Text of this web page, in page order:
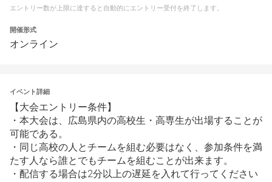
エントリー数が上限に達すると自動的にエントリー受付を終了します。
開催形式
オンライン
イベント詳細
【大会エントリー条件】
・本大会は、広島県内の高校生・高専生が出場することが
可能である。
・同じ高校の人とチームを組む必要はなく、参加条件を満
たす人なら誰とでもチームを組むことが出来ます。
・配信する場合は2分以上の遅延を入れて行ってください